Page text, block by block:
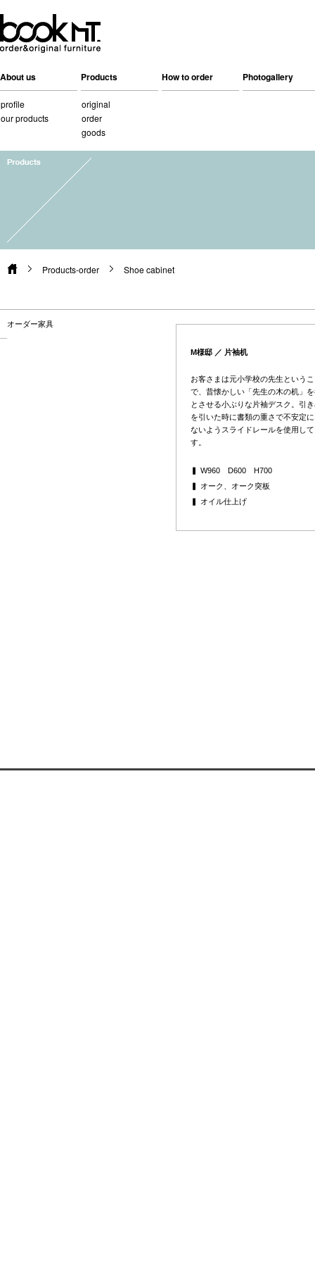
About us Products How to order Photogallery
profile
our products
original
order
goods
Products-order Shoe cabinet
オーダー家具
M様邸 ／ 片袖机
お客さまは元小学校の先生という
で、昔懐かしい「先生の木の机」
とさせる小ぶりな片袖デスク。引
を引いた時に書類の重さで不安定
ないようスライドレールを使用し
す。
▍ W960 D600 H700
▍ オーク、オーク突板
▍ オイル仕上げ